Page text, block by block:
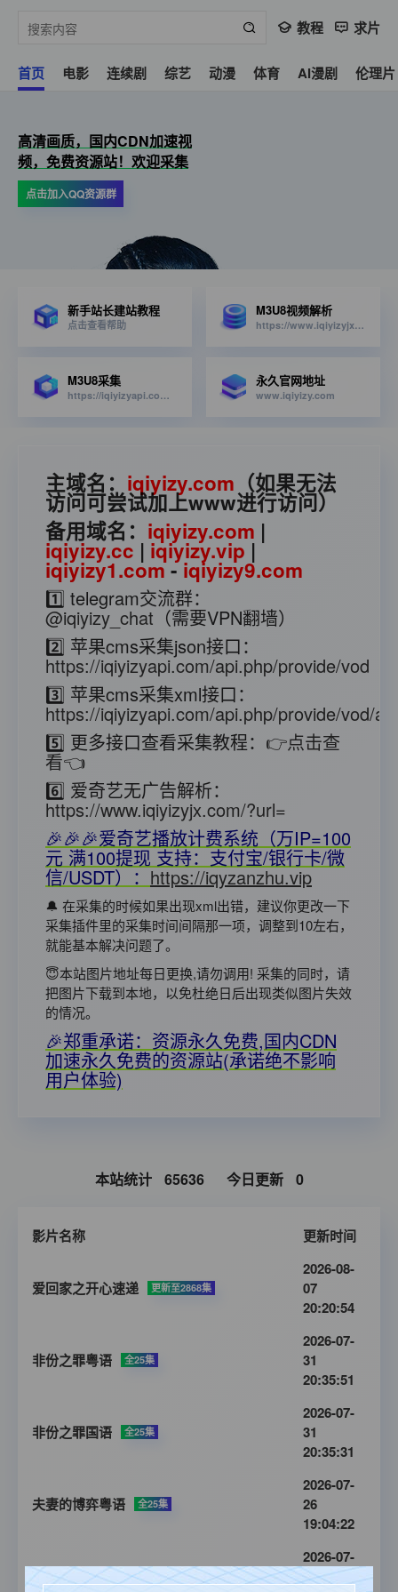
教程 求片
首页 电影 连续剧 综艺 动漫 体育 AI漫剧 伦理片
高清画质，国内CDN加速视
频，免费资源站！欢迎采集
点击加入QQ资源群
新手站长建站教程
点击查看帮助
M3U8视频解析
https://www.iqiyizyjx.com/?url=
M3U8采集
https://iqiyizyapi.com/api.php/provide/vod/from/snm3u8/at/xml
永久官网地址
www.iqiyizy.com
主域名： iqiyizy.com （如果无法
访问可尝试加上www进行访问）
备用域名： iqiyizy.com |
iqiyizy.cc | iqiyizy.vip |
iqiyizy1.com-iqiyizy9.com
1️⃣ telegram交流群：
@iqiyizy_chat （需要VPN翻墙）
2️⃣ 苹果cms采集json接口：
https://iqiyizyapi.com/api.php/provide/vod
3️⃣ 苹果cms采集xml接口：
https://iqiyizyapi.com/api.php/provide/vod/
5️⃣ 更多接口查看采集教程： 👉点击查
看👈
6️⃣ 爱奇艺无广告解析：
https://www.iqiyizyjx.com/?url=
🎉🎉🎉爱奇艺播放计费系统（万IP=100
元 满100提现 支持：支付宝/银行卡/微
信/USDT）： https://iqyzanzhu.vip
🔔 在采集的时候如果出现xml出错，建议你更改一下
采集插件里的采集时间间隔那一项，调整到10左右，
就能基本解决问题了。
😇本站图片地址每日更换,请勿调用! 采集的同时，请
把图片下载到本地，以免杜绝日后出现类似图片失效
的情况。
🎉郑重承诺：资源永久免费,国内CDN
加速永久免费的资源站(承诺绝不影响
用户体验)
本站统计 65636 今日更新 0
影片名称 更新时间
爱回家之开心速递 更新至2868集
2026-08-
07
20:20:54
非份之罪粤语 全25集
2026-07-
31
20:35:51
非份之罪国语 全25集
2026-07-
31
20:35:31
夫妻的博弈粤语 全25集
2026-07-
26
19:04:22
夫妻的博弈国语 全25集
2026-07-
26